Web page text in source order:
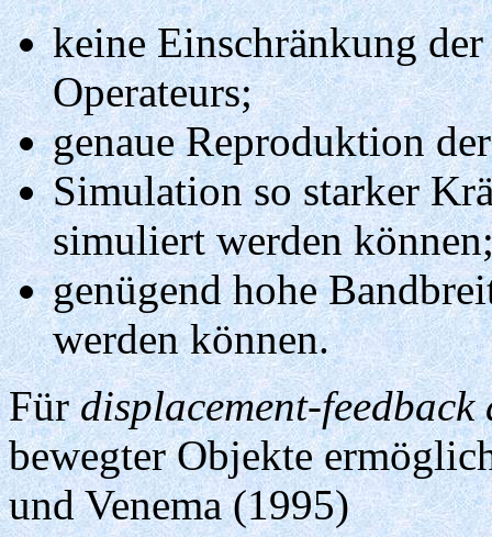
keine Einschränkung
Operateurs;
genaue Reproduktion
Simulation so starker
simuliert werden
genügend hohe
werden können.
Fürdisplacement-feedback
bewegter Objekte
und Venema (1995)